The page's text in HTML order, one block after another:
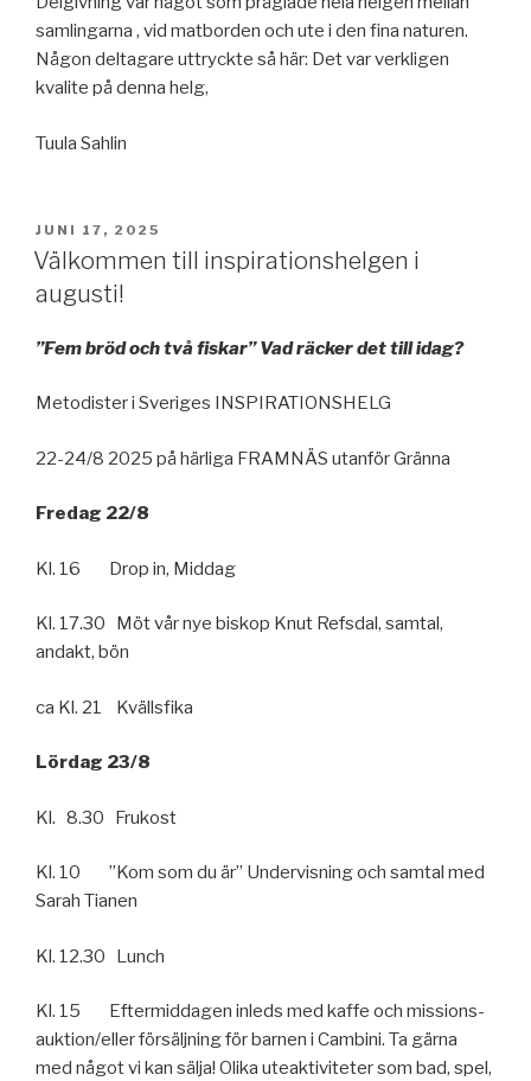
samlingarna , vid matborden och ute i den fina naturen.
Någon deltagare uttryckte så här: Det var verkligen
kvalite på denna helg,
Tuula Sahlin
PUBLICERAT
JUNI 17, 2025
Välkommen till inspirationshelgen i
augusti!
”Fem bröd och två fiskar” Vad räcker det till idag?
Metodister i Sveriges INSPIRATIONSHELG
22-24/8 2025 på härliga FRAMNÄS utanför Gränna
Fredag 22/8
Kl. 16 Drop in, Middag
Kl. 17.30 Möt vår nye biskop Knut Refsdal, samtal,
andakt, bön
ca Kl. 21 Kvällsfika
Lördag 23/8
Kl. 8.30 Frukost
Kl. 10 ”Kom som du är” Undervisning och samtal med
Sarah Tianen
Kl. 12.30 Lunch
Kl. 15 Eftermiddagen inleds med kaffe och missions­
auktion/eller försäljning för barnen i Cambini. Ta gärna
med något vi kan sälja! Olika uteaktivi­teter som bad, spel,